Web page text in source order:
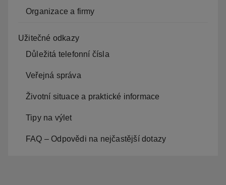
Organizace a firmy
Užitečné odkazy
Důležitá telefonní čísla
Veřejná správa
Životní situace a praktické informace
Tipy na výlet
FAQ – Odpovědi na nejčastější dotazy